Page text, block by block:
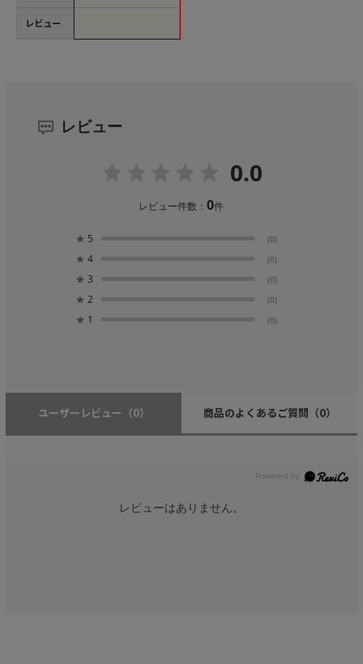
レビュー
レビュー
0.0
レビュー件数：0件
★ 5 (0)
★ 4 (0)
★ 3 (0)
★ 2 (0)
★ 1 (0)
ユーザーレビュー （0） 商品のよくあるご質問 （0）
レビューはありません。